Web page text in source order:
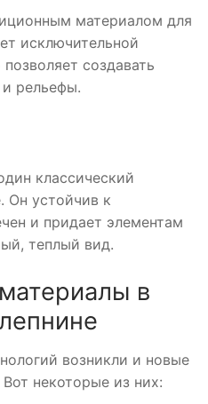
материалом для
исключительной
создавать
рельефы.
классический
Он устойчив к
и придает элементам
теплый вид.
в
возникли и новые
некоторые из них: